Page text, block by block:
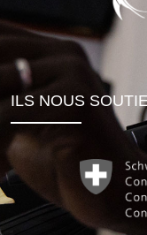
ILS NOUS